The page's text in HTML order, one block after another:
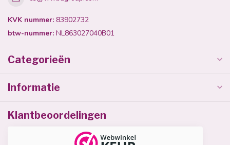
KVK nummer: 83902732
btw-nummer: NL863027040B01
Categorieën
Informatie
Klantbeoordelingen